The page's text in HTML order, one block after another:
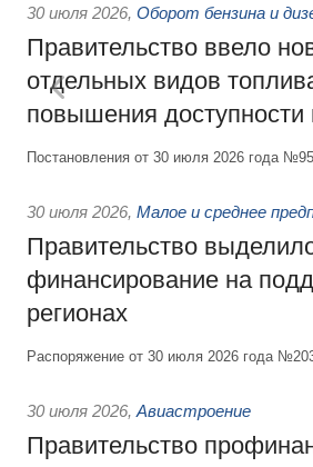
30 июля 2026, Оборот бензина и
Правительство ввело
отдельных видов
повышения доступности
Постановления от 30 июля 2026 года
30 июля 2026, Малое и среднее
Правительство
финансирование на
регионах
Распоряжение от 30 июля 2026 года
30 июля 2026, Авиастроение
Правительство